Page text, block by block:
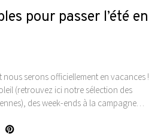
pour passer l’été en
nous serons officiellement en vacances !
(retrouvez ici notre sélection des
des week-ends à la campagne…